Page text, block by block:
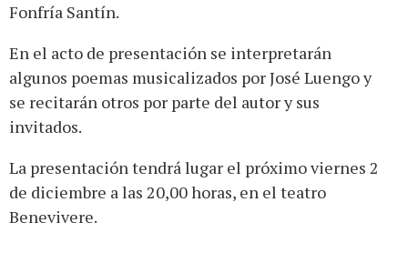
Fonfría Santín.
En el acto de presentación se interpretarán
algunos poemas musicalizados por José Luengo y
se recitarán otros por parte del autor y sus
invitados.
La presentación tendrá lugar el próximo viernes 2
de diciembre a las 20,00 horas, en el teatro
Benevivere.